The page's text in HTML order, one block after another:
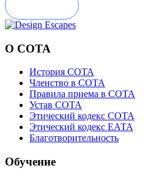
О СОТА
История СОТА
Членство в СОТА
Правила приема в СОТА
Устав СОТА
Этический кодекс СОТА
Этический кодекс ЕАТА
Благотворительность
Обучение